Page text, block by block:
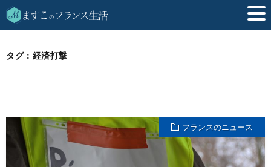
HOME 経済打撃
タグ：経済打撃
フランスのニュース